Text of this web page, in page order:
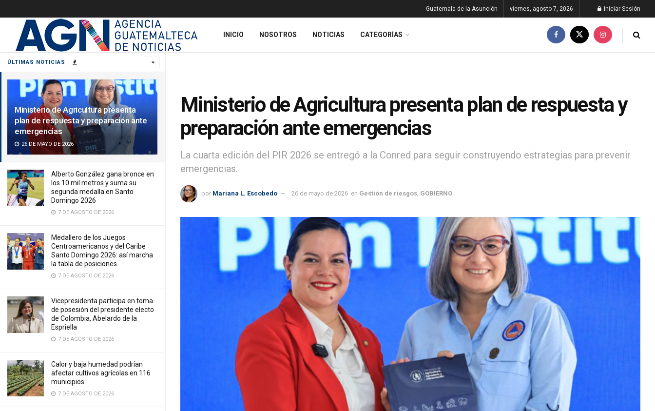
ÚLTIMAS NOTICIAS
Ministerio de Agricultura presenta
plan de respuesta y preparación ante
emergencias
26 DE MAYO DE 2026
Alberto González gana bronce en
los 10 mil metros y suma su
segunda medalla en Santo
Domingo 2026
7 DE AGOSTO DE 2026
Medallero de los Juegos
Centroamericanos y del Caribe
Santo Domingo 2026: así marcha
la tabla de posiciones
7 DE AGOSTO DE 2026
Vicepresidenta participa en toma
de posesión del presidente electo
de Colombia, Abelardo de la
Espriella
7 DE AGOSTO DE 2026
Calor y baja humedad podrían
afectar cultivos agrícolas en 116
municipios
7 DE AGOSTO DE 2026
Guatemala de la Asunción viernes, agosto 7, 2026 Iniciar Sesión
INICIO NOSOTROS NOTICIAS CATEGORÍAS
Ministerio de Agricultura presenta plan de respuesta y
preparación ante emergencias
La cuarta edición del PIR 2026 se entregó a la Conred para seguir construyendo estrategias para prevenir
emergencias.
por Mariana L. Escobedo 26 de mayo de 2026 en Gestión de riesgos GOBIERNO